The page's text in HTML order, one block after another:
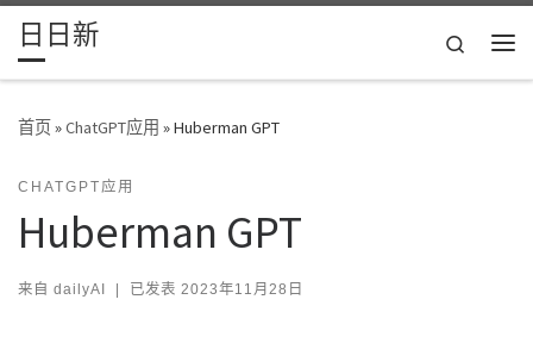
Skip to content
日日新
Search
首页»ChatGPT应用 »Huberman GPT
CHATGPT应用
Huberman GPT
来自 dailyAI | 已发表 2023年11月28日